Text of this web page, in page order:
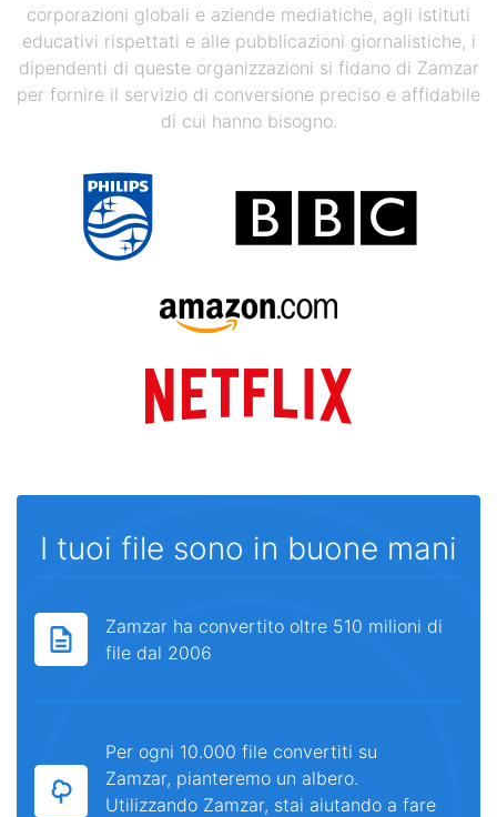
corporazioni globali e aziende mediatiche, agli istituti
educativi rispettati e alle pubblicazioni giornalistiche, i
dipendenti di queste organizzazioni si fidano di Zamzar
per fornire il servizio di conversione preciso e affidabile
di cui hanno bisogno.
I tuoi file sono in buone mani
Zamzar ha convertito oltre 510 milioni di
file dal 2006
Per ogni 10.000 file convertiti su
Zamzar, pianteremo un albero.
Utilizzando Zamzar, stai aiutando a fare